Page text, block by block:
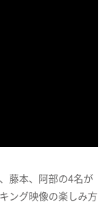
藤本、阿部の4名が
ング映像の楽しみ方